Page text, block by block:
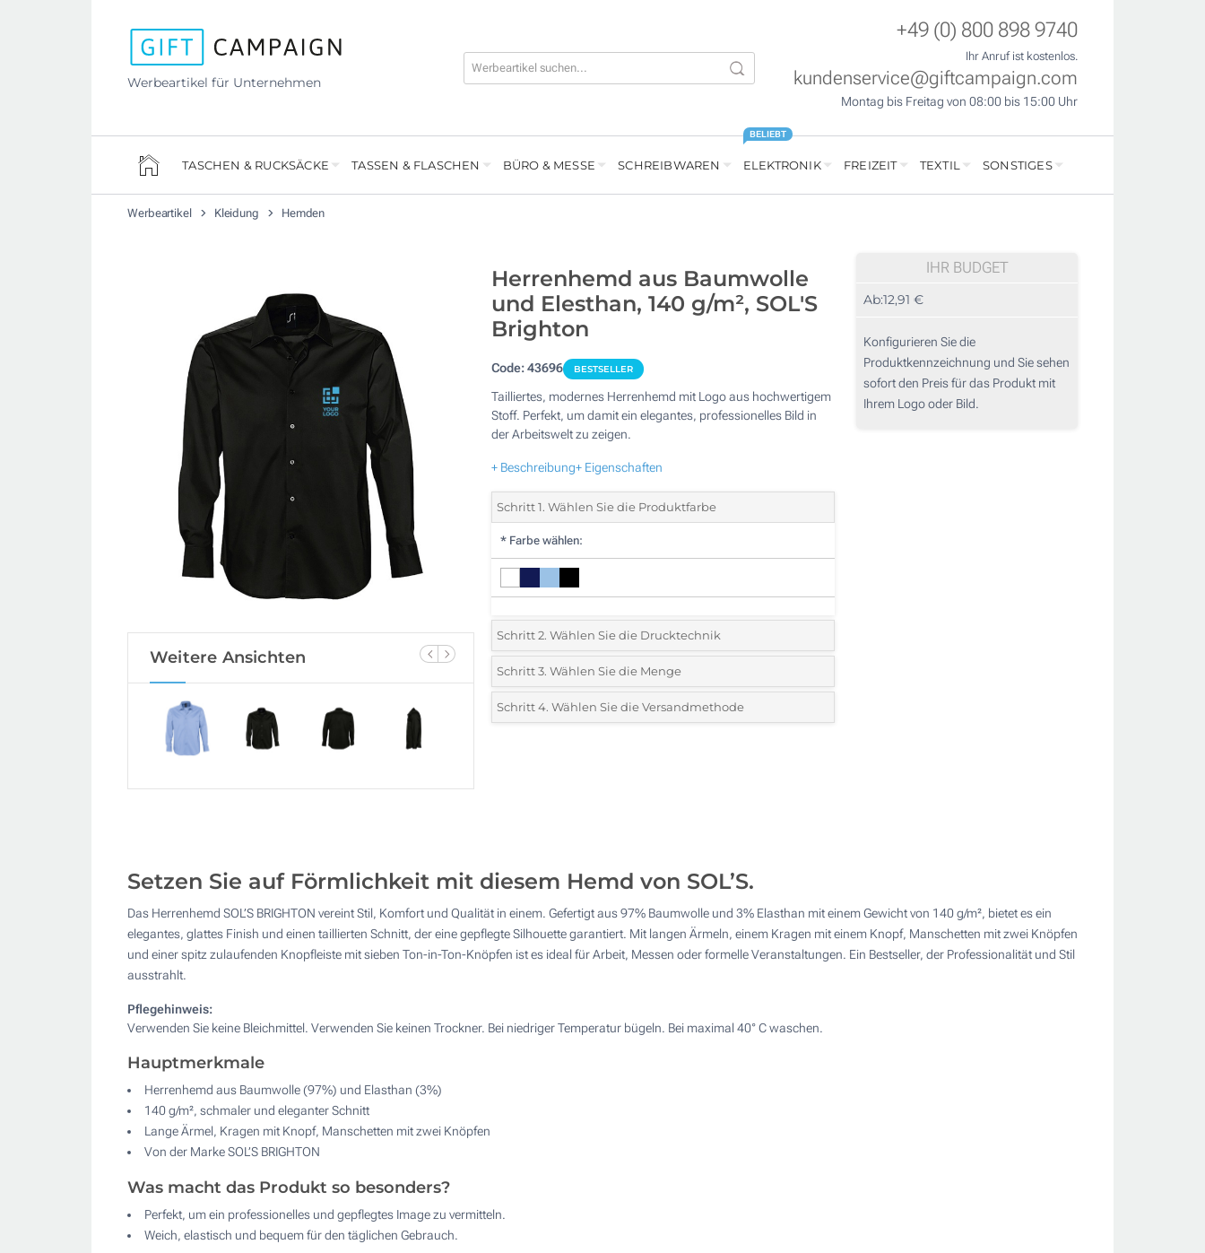
Werbeartikel für Unternehmen
+49 (0) 800 898 9740
Ihr Anruf ist kostenlos.
kundenservice@giftcampaign.com
Montag bis Freitag von 08:00 bis 15:00 Uhr
TASCHEN & RUCKSÄCKE TASSEN & FLASCHEN BÜRO & MESSE SCHREIBWAREN ELEKTRONIK
BELIEBT
FREIZEIT TEXTIL SONSTIGES
Werbeartikel Kleidung Hemden
Weitere Ansichten
Herrenhemd aus Baumwolle
und Elesthan, 140 g/m², SOL'S
Brighton
Code:43696 BESTSELLER
Tailliertes, modernes Herrenhemd mit Logo aus hochwertigem
Stoff. Perfekt, um damit ein elegantes, professionelles Bild in
der Arbeitswelt zu zeigen.
+ Beschreibung+ Eigenschaften
Schritt 1. Wählen Sie die Produktfarbe
* Farbe wählen:
Schritt 2. Wählen Sie die Drucktechnik
*Wählen Sie die Druck- und Farbtechniken für Ihr Logo:
1 Farbig (Auf der Brust)
Digitaler Transferdruck auf Textilien in Vollfarbe (Rückseite)
Sticken (Auf der Brust)
Schritt 3. Wählen Sie die Menge
*Mindestbestellmenge 5 (Gesamte Bestellung)
Schritt 4. Wählen Sie die Versandmethode
IHR BUDGET
Ab:12,91 €
Konfigurieren Sie die
Produktkennzeichnung und Sie sehen
sofort den Preis für das Produkt mit
Ihrem Logo oder Bild.
Setzen Sie auf Förmlichkeit mit diesem Hemd von SOL’S.
Das Herrenhemd SOL’S BRIGHTON vereint Stil, Komfort und Qualität in einem. Gefertigt aus 97% Baumwolle und 3% Elasthan mit einem Gewicht von 140 g/m², bietet es ein
elegantes, glattes Finish und einen taillierten Schnitt, der eine gepflegte Silhouette garantiert. Mit langen Ärmeln, einem Kragen mit einem Knopf, Manschetten mit zwei Knöpfen
und einer spitz zulaufenden Knopfleiste mit sieben Ton-in-Ton-Knöpfen ist es ideal für Arbeit, Messen oder formelle Veranstaltungen. Ein Bestseller, der Professionalität und Stil
ausstrahlt.
Pflegehinweis:
Verwenden Sie keine Bleichmittel. Verwenden Sie keinen Trockner. Bei niedriger Temperatur bügeln. Bei maximal 40° C waschen.
Hauptmerkmale
Herrenhemd aus Baumwolle (97%) und Elasthan (3%)
140 g/m², schmaler und eleganter Schnitt
Lange Ärmel, Kragen mit Knopf, Manschetten mit zwei Knöpfen
Von der Marke SOL’S BRIGHTON
Was macht das Produkt so besonders?
Perfekt, um ein professionelles und gepflegtes Image zu vermitteln.
Weich, elastisch und bequem für den täglichen Gebrauch.